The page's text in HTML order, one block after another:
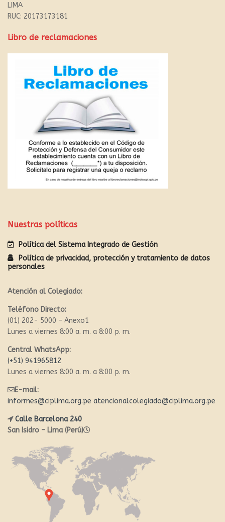
LIMA
RUC: 20173173181
Libro de reclamaciones
Nuestras políticas
Política del Sistema Integrado de Gestión
Política de privacidad, protección y tratamiento de datos
personales
Atención al Colegiado:
Teléfono Directo:
(01) 202- 5000 – Anexo1
Lunes a viernes 8:00 a. m. a 8:00 p. m.
Central WhatsApp:
(+51) 941965812
Lunes a viernes 8:00 a. m. a 8:00 p. m.
E-mail:
informes@ciplima.org.pe atencionalcolegiado@ciplima.org.pe
Calle Barcelona 240
San Isidro – Lima (Perú)